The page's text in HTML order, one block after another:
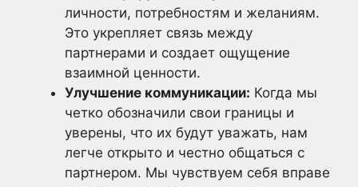
личности, потребностям и желаниям.
Это укрепляет связь между
партнерами и создает ощущение
взаимной ценности.
Улучшение коммуникации: Когда мы
четко обозначили свои границы и
уверены, что их будут уважать, нам
легче открыто и честно общаться с
партнером. Мы чувствуем себя вправе